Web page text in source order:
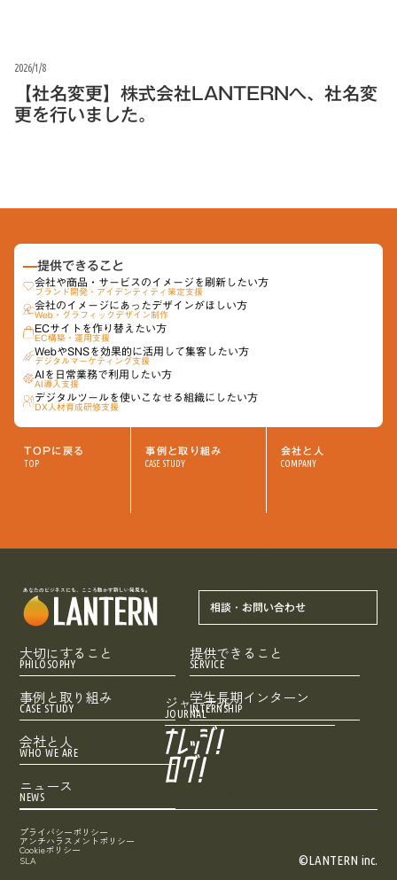
2026/1/8
【社名変更】株式会社LANTERNへ、社名変
更を行いました。
提供できること
会社や商品・サービスのイメージを刷新したい方
ブランド開発・アイデンティティ策定支援
会社のイメージにあったデザインがほしい方
Web・グラフィックデザイン制作
ECサイトを作り替えたい方
EC構築・運用支援
Webや​SNSを​効果的に​活用して​集客したい方
デジタルマーケティング支援
AIを​日常業務で​利用したい方
AI導入支援
デジタルツールを​使いこなせる​組織に​したい方
DX人材育成研修支援
TOPに戻る
TOP
事例と取り組み
CASE STUDY
会社と人
COMPANY
あなたのビジネスにも、こころ動かす新しい発見を。
相談・お問い合わせ
PHILOSOPHY
大切にすること
SERVICE
提供できること
CASE STUDY
事例と取り組み
WHO WE ARE
会社と人
INTERNSHIP
学生長期インターン
NEWS
ニュース
JOURNAL
ジャーナル
プライバシーポリシー
アンチハラスメントポリシー
Cookieポリシー
SLA
©LANTERN inc.